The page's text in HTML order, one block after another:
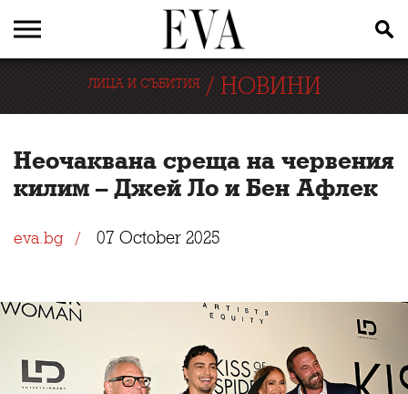
ЛИЦА И СЪБИТИЯ/ НОВИНИ
Неочаквана среща на червения
килим – Джей Ло и Бен Афлек
eva.bg 07 October 2025